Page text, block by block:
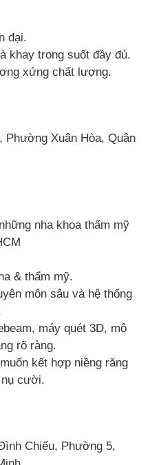
đại.
khay trong suốt đầy đủ.
xứng chất lượng.
Phường Xuân Hòa, Quận
nha khoa thẩm mỹ
& thẩm mỹ.
môn sâu và hệ thống
máy quét 3D, mô
rõ ràng.
kết hợp niềng răng
cười.
Chiểu, Phường 5,